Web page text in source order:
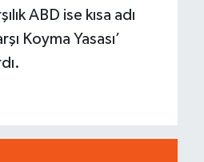
ABD ise kısa adı
Koyma Yasası’